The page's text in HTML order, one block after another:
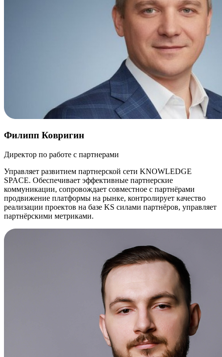
Филипп Ковригин
Директор по работе с партнерами
Управляет развитием партнерской сети KNOWLEDGE
SPACE. Обеспечивает эффективные партнерские
коммуникации, сопровождает совместное с партнёрами
продвижение платформы на рынке, контролирует качество
реализации проектов на базе KS силами партнёров, управляет
партнёрскими метриками.